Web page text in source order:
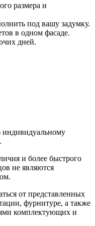
размера и
под вашу задумку.
в одном фасаде.
дней.
индивидуальному
и более быстрого
не являются
от представленных
фурнитуре, а также
комплектующих и